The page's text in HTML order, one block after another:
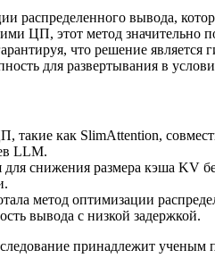
распределенного вывода,
ЦП, этот метод
что решение
для развертывания в
как SlimAttention,
LLM.
снижения размера кэша KV
метод оптимизации
вывода с низкой задержкой.
принадлежит ученым